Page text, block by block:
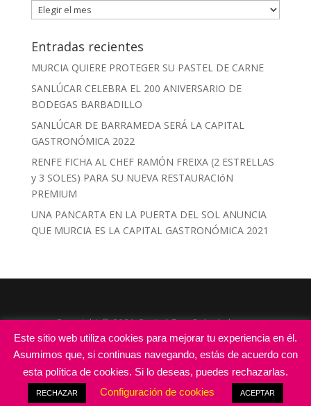
Archivos
Entradas recientes
MURCIA QUIERE PROTEGER SU PASTEL DE CARNE
SANLÚCAR CELEBRA EL 200 ANIVERSARIO DE
BODEGAS BARBADILLO
SANLÚCAR DE BARRAMEDA SERÁ LA CAPITAL
GASTRONÓMICA 2022
RENFE FICHA AL CHEF RAMÓN FREIXA (2 ESTRELLAS
y 3 SOLES) PARA SU NUEVA RESTAURACIóN
PREMIUM
UNA PANCARTA EN LA PUERTA DEL SOL ANUNCIA
QUE MURCIA ES LA CAPITAL GASTRONÓMICA 2021
Copyright © 2021 Capital Española de la
Gastronomía |Todos los derechos reservados|
Diseñado por Actual Design
Aviso Legal |Política de Privacidad|Política
de Cookies|Términos y Condiciones
Este sitio web utiliza cookies para mejorar tu experiencia en él.
Asumimos que, si continuas navegando, estás de acuerdo con
esta política de cookies. Si lo deseas, puedes rechazarlas.
RECHAZAR Configuración de cookies ACEPTAR